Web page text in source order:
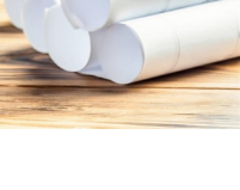
×
×
prijzen voor
heel uitgebreid, waardoor
Geen idee welk